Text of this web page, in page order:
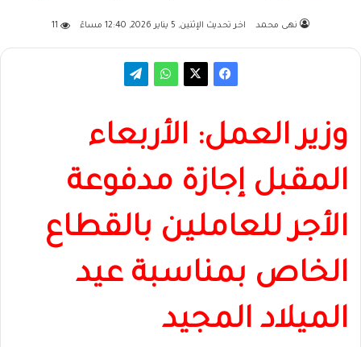
نهى محمد اخر تحديث الإثنين, 5 يناير 2026, 12:40 مساءً 11
وزير العمل: الأربعاء
المقبل إجازة مدفوعة
الأجر للعاملين بالقطاع
الخاص بمناسبة عيد
الميلاد المجيد